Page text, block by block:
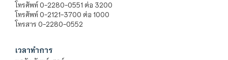
โทรศัพท์ 0-2280-0551 ต่อ 3200
โทรศัพท์ 0-2121-3700 ต่อ 1000
โทรสาร 0-2280-0552
เวลาทำการ